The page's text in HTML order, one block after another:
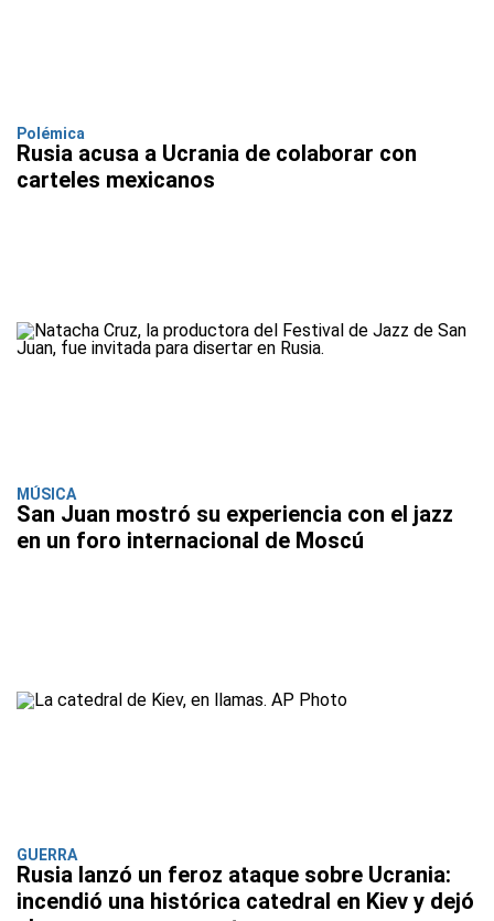
Polémica
Rusia acusa a Ucrania de colaborar con
carteles mexicanos
MÚSICA
San Juan mostró su experiencia con el jazz
en un foro internacional de Moscú
GUERRA
Rusia lanzó un feroz ataque sobre Ucrania:
incendió una histórica catedral en Kiev y dejó